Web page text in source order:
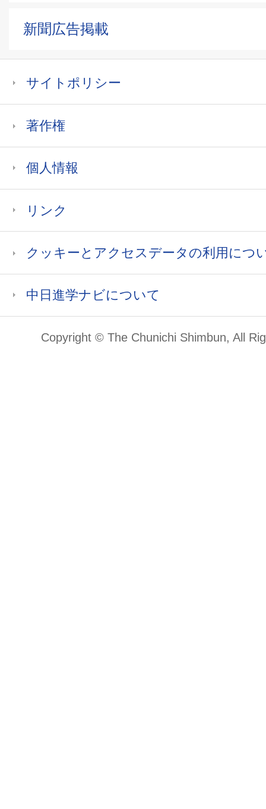
新聞広告掲載
サイトポリシー
著作権
個人情報
リンク
クッキーとアクセスデータの利用につ
中日進学ナビについて
Copyright © The Chunichi Shimbun, All